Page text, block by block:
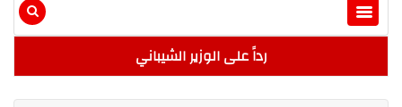
رداً على الوزير الشيباني